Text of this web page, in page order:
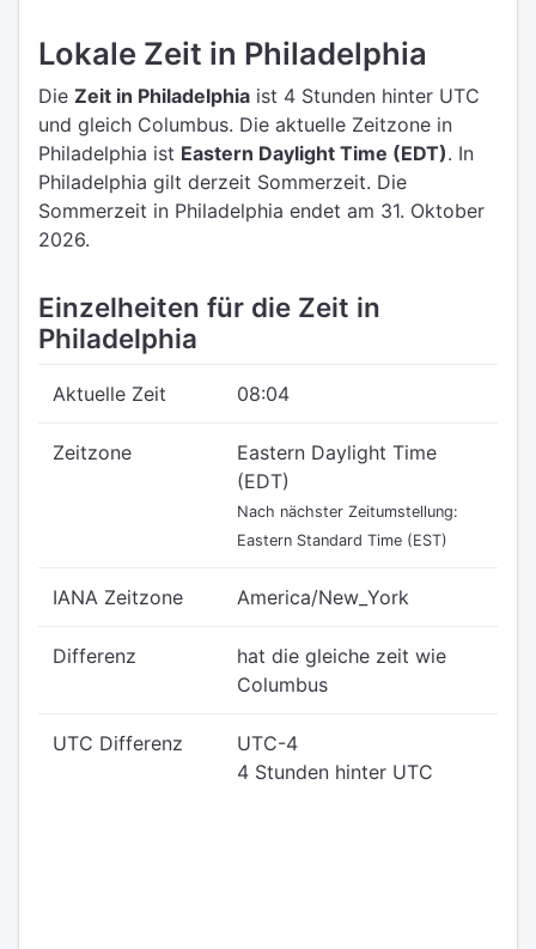
Lokale Zeit in Philadelphia
Die Zeit in Philadelphia ist 4 Stunden hinter UTC
und gleich Columbus. Die aktuelle Zeitzone in
Philadelphia ist Eastern Daylight Time (EDT). In
Philadelphia gilt derzeit Sommerzeit. Die
Sommerzeit in Philadelphia endet am 31. Oktober
2026.
Einzelheiten für die Zeit in
Philadelphia
Aktuelle Zeit 08:04
Zeitzone
Eastern Daylight Time
(EDT)
Nach nächster Zeitumstellung:
Eastern Standard Time (EST)
IANA Zeitzone America/New_York
Differenz
hat die gleiche zeit wie
Columbus
UTC Differenz
UTC-4
4 Stunden hinter UTC